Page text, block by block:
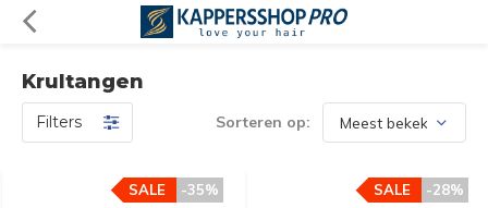
Krultangen
Filters Sorteren op:
-35%
SALE -28%
SALE